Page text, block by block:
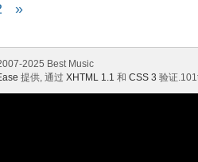
»
2025 Best Music
提供, 通过 XHTML 1.1 和 CSS 3 验证.